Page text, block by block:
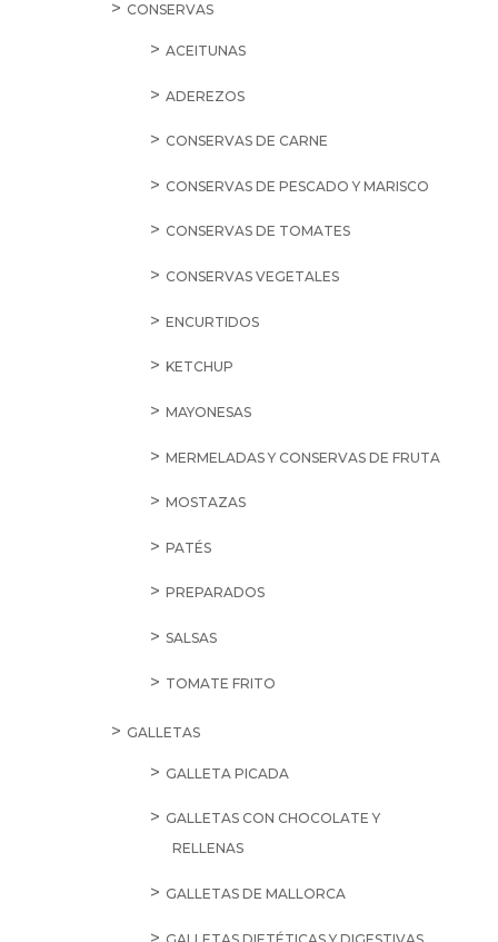
CONSERVAS
ACEITUNAS
ADEREZOS
CONSERVAS DE CARNE
CONSERVAS DE PESCADO Y MARISCO
CONSERVAS DE TOMATES
CONSERVAS VEGETALES
ENCURTIDOS
KETCHUP
MAYONESAS
MERMELADAS Y CONSERVAS DE FRUTA
MOSTAZAS
PATÉS
PREPARADOS
SALSAS
TOMATE FRITO
GALLETAS
GALLETA PICADA
GALLETAS CON CHOCOLATE Y
RELLENAS
GALLETAS DE MALLORCA